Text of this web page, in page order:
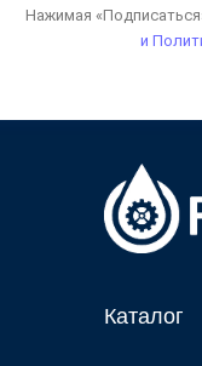
Нажимая
и
Каталог